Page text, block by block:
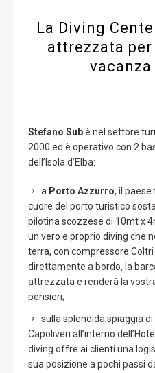
La Diving
attrezzata
Stefano Subè nel settore
2000 ed è operativo con 2
dell’Isola d’Elba:
a Porto Azzurro, il paese
cuore del porto turistico
pilotina scozzese di 10mt x
un vero e proprio diving che
terra, con compressore Coltri
direttamente a bordo, la
attrezzata e renderà la
pensieri;
sulla splendida spiaggia di
Capoliveri all’interno
diving offre ai clienti una
sua posizione a pochi passi